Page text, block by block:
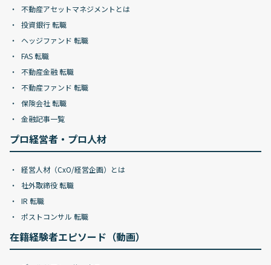
不動産アセットマネジメントとは
投資銀行 転職
ヘッジファンド 転職
FAS 転職
不動産金融 転職
不動産ファンド 転職
保険会社 転職
金融記事一覧
プロ経営者・プロ人材
経営人材（CxO/経営企画）とは
社外取締役 転職
IR 転職
ポストコンサル 転職
在籍経験者エピソード（動画）